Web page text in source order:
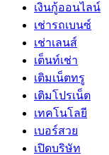
เงินกู้ออนไลน์
เช่ารถเบนซ์
เช่าเลนส์
เต็นท์เช่า
เติมเน็ตทรู
เติมโปรเน็ต
เทคโนโลยี
เบอร์สวย
เปิดบริษัท